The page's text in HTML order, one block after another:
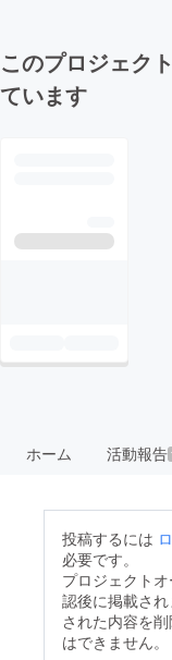
このプロジェク
ています
ホーム 活動報告
投稿するには
必要です。
プロジェクト
認後に掲載さ
された内容を
はできません。